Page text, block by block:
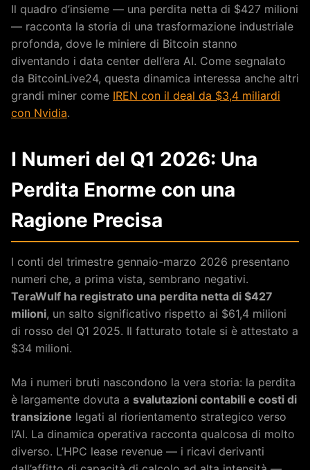
Il quadro d’insieme — una perdita netta di $427 milioni
— racconta la storia di una trasformazione industriale
profonda, dove le miniere di Bitcoin stanno
diventando i data center dell’era AI. Come segnalato
da BitcoinLive24, questa dinamica interessa anche altri
grandi miner come IREN con il deal da $3,4 miliardi
con Nvidia.
I Numeri del Q1 2026: Una
Perdita Enorme con una
Ragione Precisa
I conti del trimestre gennaio-marzo 2026 presentano
numeri che, a prima vista, sembrano negativi.
TeraWulf ha registrato una perdita netta di $427
milioni, un salto significativo rispetto ai $61,4 milioni
di rosso del Q1 2025. Il fatturato totale si è attestato a
$34 milioni.
Ma i numeri bruti nascondono la vera storia: la perdita
è largamente dovuta a svalutazioni contabili e costi di
transizione legati al riorientamento strategico verso
l’AI. La dinamica operativa racconta qualcosa di molto
diverso. L’HPC lease revenue — i ricavi derivanti